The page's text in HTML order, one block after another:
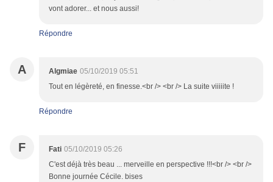
vont adorer... et nous aussi!
Répondre
A Algmiae 05/10/2019 05:51
Tout en légèreté, en finesse.<br /> <br /> La suite viiiiite !
Répondre
F Fati 05/10/2019 05:26
C'est déjà très beau ... merveille en perspective !!!<br /> <br />
Bonne journée Cécile. bises